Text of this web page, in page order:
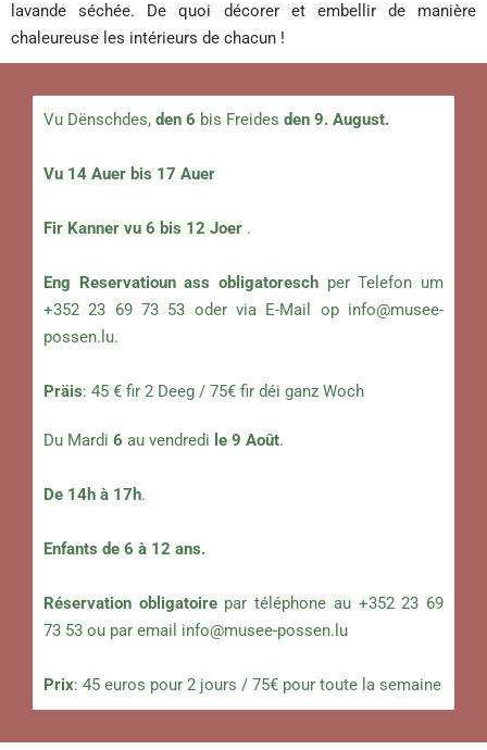
lavande séchée. De quoi décorer et embellir de manière
chaleureuse les intérieurs de chacun !
Vu Dënschdes, den 6 bis Freides den 9. August.
Vu 14 Auer bis 17 Auer
Fir Kanner vu 6 bis 12 Joer .
Eng Reservatioun ass obligatoresch per Telefon um
+352 23 69 73 53 oder via E-Mail op info@musee-
possen.lu.
Präis: 45 € fir 2 Deeg / 75€ fir déi ganz Woch
Du Mardi 6 au vendredi le 9 Août.
De 14h à 17h.
Enfants de 6 à 12 ans.
Réservation obligatoirepar téléphone au +352 23 69
73 53 ou par email info@musee-possen.lu
Prix: 45 euros pour 2 jours / 75€ pour toute la semaine